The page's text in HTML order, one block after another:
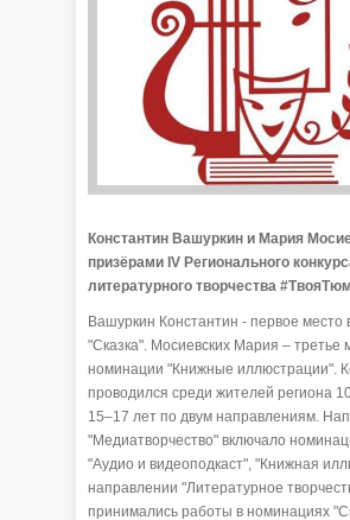
Константин Вашуркин и Мария
призёрами IV Регионального
литературного творчества
Вашуркин Константин - первое место
"Сказка". Мосиевских Мария – третье
номинации "Книжные иллюстрации".
проводился среди жителей региона
15–17 лет по двум направлениям.
"Медиатворчество" включало
"Аудио и видеоподкаст", "Книжная
направлении "Литературное
принимались работы в номинациях